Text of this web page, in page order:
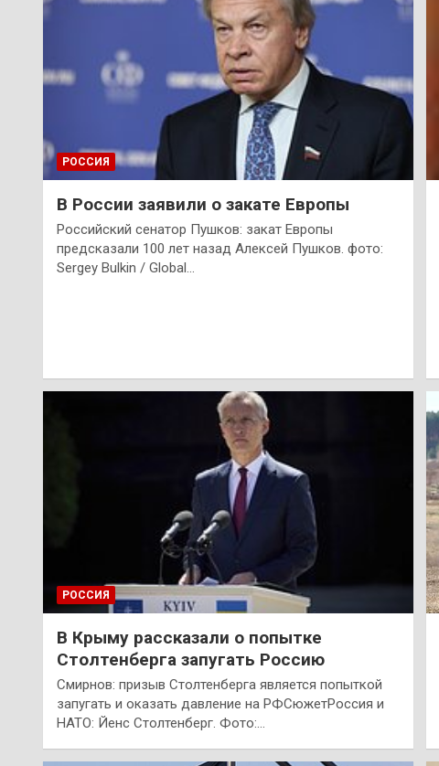
РОССИЯ
В России заявили о закате Европы
Российский сенатор Пушков: закат Европы
предсказали 100 лет назад Алексей Пушков. фото:
Sergey Bulkin / Global…
РОССИЯ
В Крыму рассказали о попытке
Столтенберга запугать Россию
Смирнов: призыв Столтенберга является попыткой
запугать и оказать давление на РФСюжетРоссия и
НАТО: Йенс Столтенберг. Фото:…